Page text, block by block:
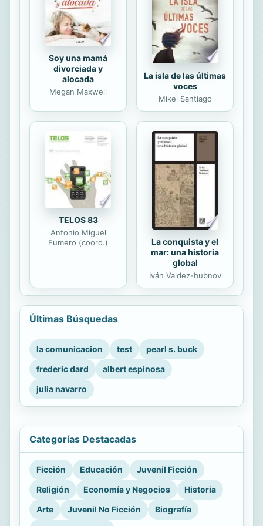
Soy una mamá
divorciada y
alocada
Megan Maxwell
La isla de las últimas
voces
Mikel Santiago
TELOS 83
Antonio Miguel
Fumero (coord.)
La conquista y el
mar: una historia
global
Iván Valdez-bubnov
Últimas Búsquedas
la comunicacion test
pearl s. buck
frederic dard
albert espinosa
julia navarro
Categorías Destacadas
Ficción Educación
Juvenil Ficción
Religión
Economía y Negocios
Historia
Arte
Juvenil No Ficción
Biografía